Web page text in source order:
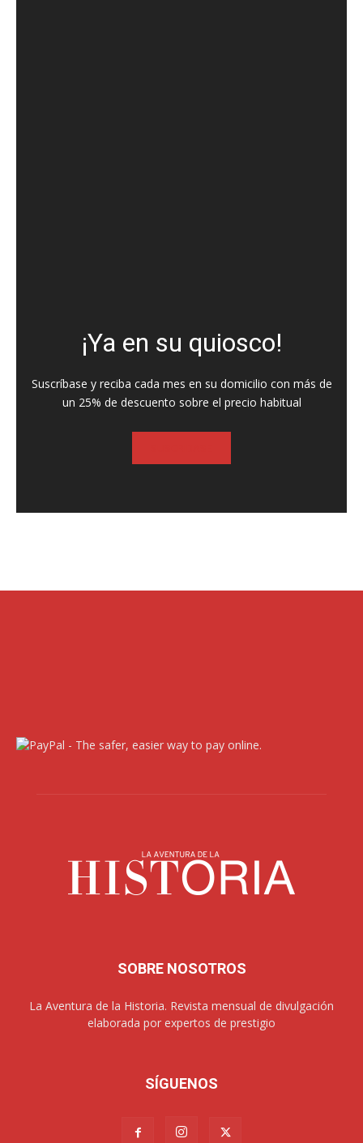
¡Ya en su quiosco!
Suscríbase y reciba cada mes en su domicilio con más de
un 25% de descuento sobre el precio habitual
SOBRE NOSOTROS
La Aventura de la Historia. Revista mensual de divulgación
elaborada por expertos de prestigio
SÍGUENOS